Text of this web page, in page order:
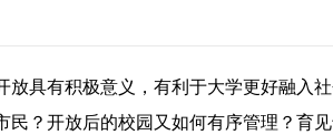
具有积极意义，有利于大学更好融入
？开放后的校园又如何有序管理？育